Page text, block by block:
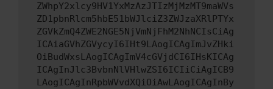
ZWhpY2xlcy9HV1YxMzAzJTIzMjMzMT9maWVs
ZD1pbnRlcm5hbE51bWJlciZ3ZWJzaXRlPTYx
ZGVkZmQ4ZWE2NGE5NjVmNjFhM2NhNCIsCiAg
ICAiaGVhZGVycyI6IHt9LAogICAgImJvZHki
OiBudWxsLAogICAgImV4cGVjdCI6IHsKICAg
ICAgInJlc3BvbnNlVHlwZSI6ICIiCiAgICB9
LAogICAgInRpbWVvdXQiOiAwLAogICAgInBy